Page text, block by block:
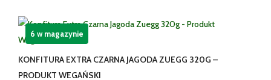
KONFITURA EXTRA CZARNA JAGODA ZUEGG 320G –
PRODUKT WEGAŃSKI
6 w magazynie